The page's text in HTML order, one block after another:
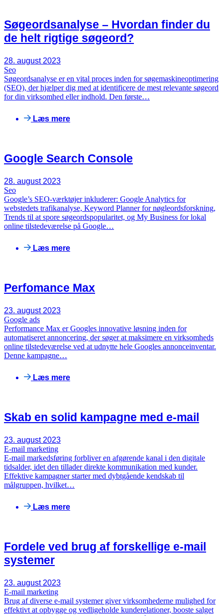
Søgeordsanalyse – Hvordan finder du
de helt rigtige søgeord?
28. august 2023
Seo
Søgeordsanalyse er en vital proces inden for søgemaskineoptimering
(SEO), der hjælper dig med at identificere de mest relevante søgeord
for din virksomhed eller indhold. Den første…
Læs mere
Google Search Console
28. august 2023
Seo
Google’s SEO-værktøjer inkluderer: Google Analytics for
webstedets trafikanalyse, Keyword Planner for nøgleordsforskning,
Trends til at spore søgeordspopularitet, og My Business for lokal
online tilstedeværelse på Google…
Læs mere
Perfomance Max
23. august 2023
Google ads
Performance Max er Googles innovative løsning inden for
automatiseret annoncering, der søger at maksimere en virksomheds
online tilstedeværelse ved at udnytte hele Googles annonceinventar.
Denne kampagne…
Læs mere
Skab en solid kampagne med e-mail
23. august 2023
E-mail marketing
E-mail markedsføring forbliver en afgørende kanal i den digitale
tidsalder, idet den tillader direkte kommunikation med kunder.
Effektive kampagner starter med dybtgående kendskab til
målgruppen, hvilket…
Læs mere
Fordele ved brug af forskellige e-mail
systemer
23. august 2023
E-mail marketing
Brug af diverse e-mail systemer giver virksomhederne mulighed for
effektivt at opbygge og vedligeholde kunderelationer, booste salget